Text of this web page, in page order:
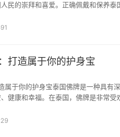
民的崇拜和喜爱。正确佩戴和保养
讲究1. 材质：泰国佛牌通常由黄铜、
打造属于你的护身宝
健康和幸福。在泰国，佛牌是非常受
牌，让你能够得到更好的保佑。选择